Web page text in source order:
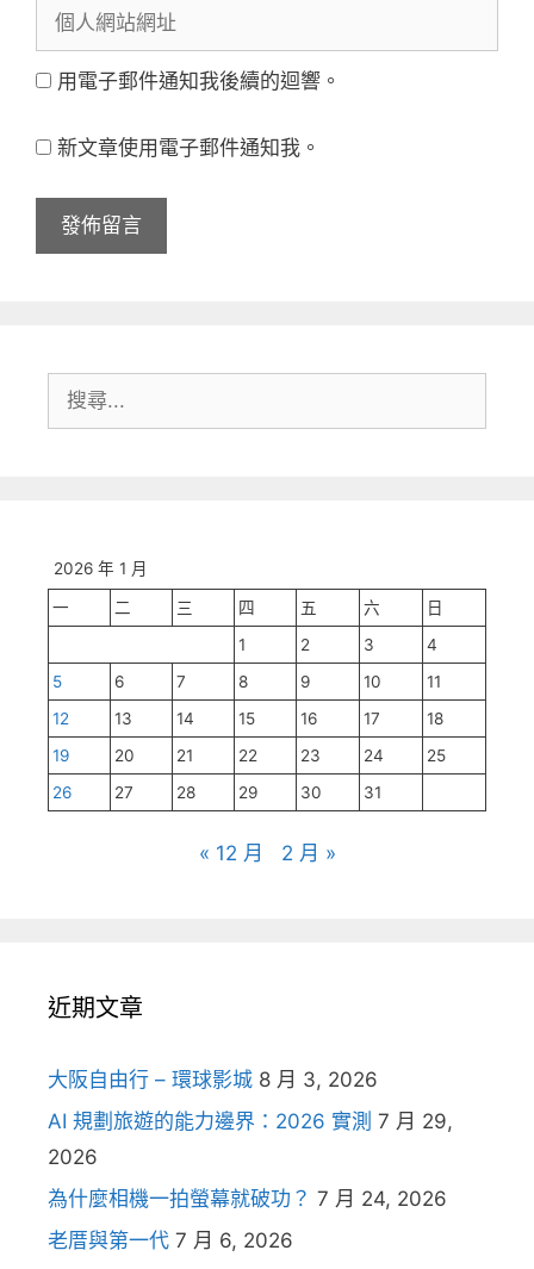
件
地
人
網
網
用電子郵件通知我後續的迴響。
新文章使用電子郵件通知我。
尋:
2026 年 1 月
一 二 三 四 五 六
日
1
2 3
4
5
6 7 8 9 10
11
12
13 14 15 16 17
18
19
20 21 22 23 24
25
26
27 28 29 30 31
« 12 月 2 月 »
近期文章
大阪自由行 – 環球影城 8 月 3, 2026
AI 規劃旅遊的能力邊界：2026 實測 7 月 29,
2026
為什麼相機一拍螢幕就破功？ 7 月 24, 2026
老厝與第一代 7 月 6, 2026